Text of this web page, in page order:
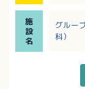
・夜勤
施
設
名
グルー
科）